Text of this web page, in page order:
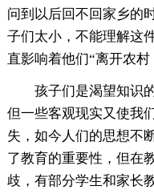
问到以后回不回家乡的
子们太小，不能理解这
直影响着他们“离开农村
孩子们是渴望知识
但一些客观现实又使我
失，如今人们的思想不
了教育的重要性，但在
歧，有部分学生和家长